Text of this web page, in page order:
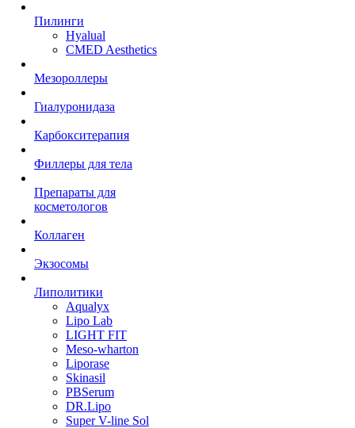
Пилинги
Hyalual
CMED Aesthetics
Мезороллеры
Гиалуронидаза
Карбокситерапия
Филлеры для тела
Препараты для
косметологов
Коллаген
Экзосомы
Липолитики
Aqualyx
Lipo Lab
LIGHT FIT
Meso-wharton
Liporase
Skinasil
PBSerum
DR.Lipo
Super V-line Sol